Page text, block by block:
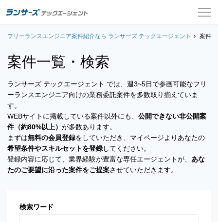
案件一覧
お役立ちコンテンツ
よくある質問
ログイン
会員登録
フリーランスエンジニア案件紹介なら ランサーズ テックエージェント 案件
案件一覧・検索
ランサーズ テックエージェント では、週3~5日で参画可能なフリ
ーランスエンジニア向けの業務委託案件を多数取り揃えていま
す。
WEBサイトに掲載している案件以外にも、 公開できない非公開案
件（約80%以上） が多数あります。
まずは無料の会員登録をしていただき、マイページよりあなたの
希望条件やスキルセットを登録してください。
登録内容に応じて、業界経験が豊富な専任エージェントが、 あな
たのご要望に沿った案件をご提案させていただきます。
検索ワード